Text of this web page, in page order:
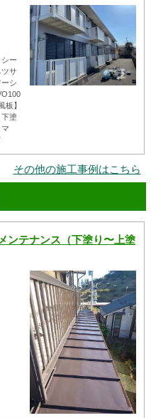
ー
サ
シ
】
塗
その他の施工事例はこちら
ンテナンス（下塗り〜上塗